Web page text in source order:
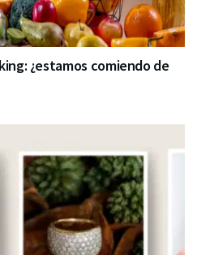
¿estamos comiendo de